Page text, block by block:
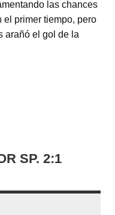
las chances
primer tiempo, pero
arañó el gol de la
SP. 2:1